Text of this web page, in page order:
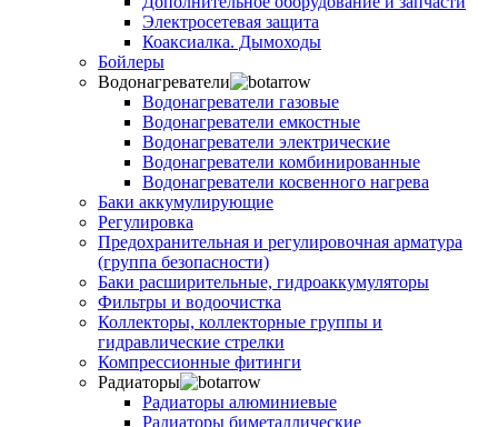
Электросетевая защита
Коаксиалка. Дымоходы
Бойлеры
Водонагреватели
Водонагреватели газовые
Водонагреватели емкостные
Водонагреватели электрические
Водонагреватели комбинированные
Водонагреватели косвенного нагрева
Баки аккумулирующие
Регулировка
Предохранительная и регулировочная арматура
(группа безопасности)
Баки расширительные, гидроаккумуляторы
Фильтры и водоочистка
Коллекторы, коллекторные группы и
гидравлические стрелки
Компрессионные фитинги
Радиаторы
Радиаторы алюминиевые
Радиаторы биметаллические